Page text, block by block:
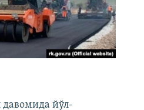
давомида йўл-